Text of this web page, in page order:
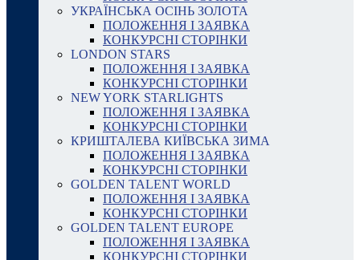
УКРАЇНСЬКА ОСІНЬ ЗОЛОТА
ПОЛОЖЕННЯ І ЗАЯВКА
КОНКУРСНІ СТОРІНКИ
LONDON STARS
ПОЛОЖЕННЯ І ЗАЯВКА
КОНКУРСНІ СТОРІНКИ
NEW YORK STARLIGHTS
ПОЛОЖЕННЯ І ЗАЯВКА
КОНКУРСНІ СТОРІНКИ
КРИШТАЛЕВА КИЇВСЬКА ЗИМА
ПОЛОЖЕННЯ І ЗАЯВКА
КОНКУРСНІ СТОРІНКИ
GOLDEN TALENT WORLD
ПОЛОЖЕННЯ І ЗАЯВКА
КОНКУРСНІ СТОРІНКИ
GOLDEN TALENT EUROPE
ПОЛОЖЕННЯ І ЗАЯВКА
КОНКУРСНІ СТОРІНКИ